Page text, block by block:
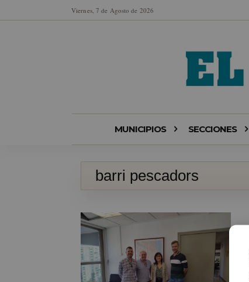
Viernes, 7 de Agosto de 2026
MUNICIPIOS SECCIONES
barri pescadors